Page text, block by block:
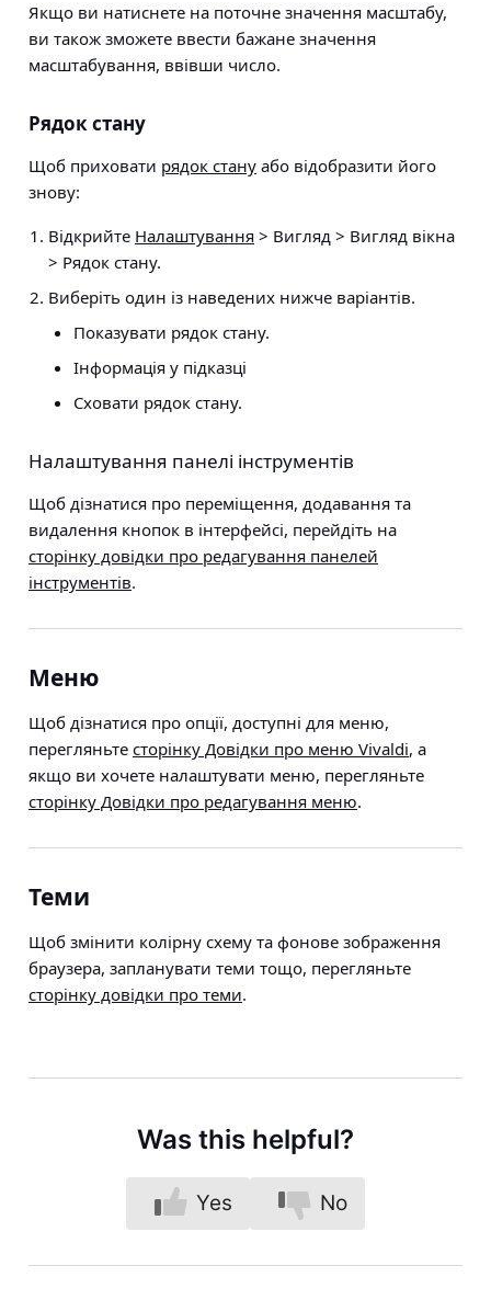
Якщо ви натиснете на поточне значення масштабу,
ви також зможете ввести бажане значення
масштабування, ввівши число.
Рядок стану
Щоб приховати рядок стану або відобразити його
знову:
Відкрийте Налаштування > Вигляд > Вигляд вікна
> Рядок стану.
Виберіть один із наведених нижче варіантів.
Показувати рядок стану.
Інформація у підказці
Сховати рядок стану.
Налаштування панелі інструментів
Щоб дізнатися про переміщення, додавання та
видалення кнопок в інтерфейсі, перейдіть на
сторінку довідки про редагування панелей
інструментів.
Меню
Щоб дізнатися про опції, доступні для меню,
перегляньте сторінку Довідки про меню Vivaldi, а
якщо ви хочете налаштувати меню, перегляньте
сторінку Довідки про редагування меню.
Теми
Щоб змінити колірну схему та фонове зображення
браузера, запланувати теми тощо, перегляньте
сторінку довідки про теми.
Was this helpful?
Yes No